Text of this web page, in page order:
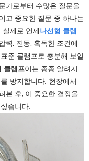
가로부터 수많은 질문을
고 중요한 질문 중 하나는
제로 언제나선형 클램
력, 진동, 혹독한 조건에
준 클램프로 충분해 보일
클램프이는 종종 알려지
방지합니다. 현장에서
본 후, 이 중요한 결정을
습니다.